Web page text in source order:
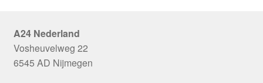
A24 Nederland
Vosheuvelweg 22
6545 AD Nijmegen